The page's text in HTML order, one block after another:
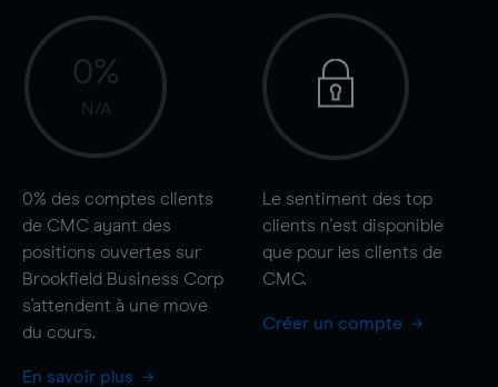
0%
N/A
0% des comptes clients
de CMC ayant des
positions ouvertes sur
Brookfield Business Corp
s'attendent à une move
du cours.
En savoir plus
Le sentiment des top
clients n'est disponible
que pour les clients de
CMC.
Créer un compte